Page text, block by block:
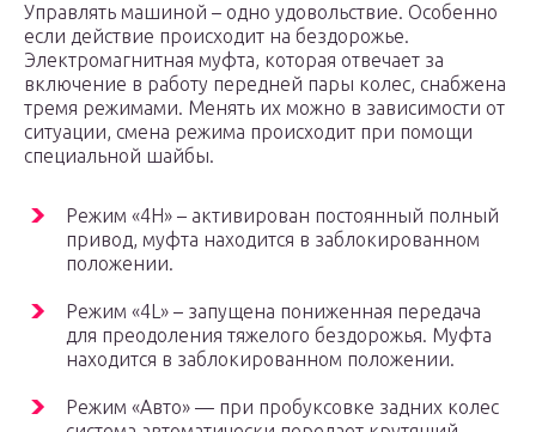
Управлять машиной – одно удовольствие. Особенно
если действие происходит на бездорожье.
Электромагнитная муфта, которая отвечает за
включение в работу передней пары колес, снабжена
тремя режимами. Менять их можно в зависимости от
ситуации, смена режима происходит при помощи
специальной шайбы.
Режим «4H» – активирован постоянный полный
привод, муфта находится в заблокированном
положении.
Режим «4L» – запущена пониженная передача
для преодоления тяжелого бездорожья. Муфта
находится в заблокированном положении.
Режим «Авто» — при пробуксовке задних колес